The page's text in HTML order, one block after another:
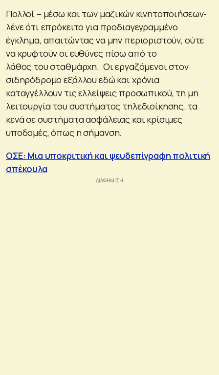
Πολλοί – μέσω και των μαζικών κινητοποιήσεων-
λένε ότι επρόκειτο για προδιαγεγραμμένο
έγκλημα, απαιτώντας να μην περιοριστούν, ούτε
να κρυφτούν οι ευθύνες πίσω από το
λάθος του σταθμάρχη. Οι εργαζόμενοι στον
σιδηρόδρομο εξάλλου εδώ και χρόνια
καταγγέλλουν τις ελλείψεις προσωπικού, τη μη
λειτουργία του συστήματος τηλεδιοίκησης, τα
κενά σε συστήματα ασφάλειας και κρίσιμες
υποδομές, όπως η σήμανση.
ΟΣΕ: Μια υποκριτική και ψευδεπίγραφη πολιτική
σπέκουλα